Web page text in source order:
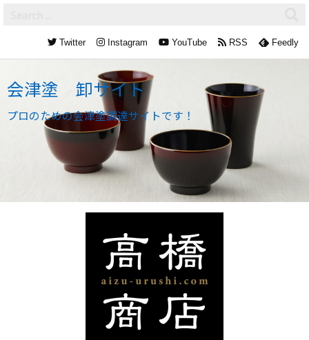
会津塗 卸サイト
プロのための会津塗調達サイトです！
Twitter Instagram YouTube RSS Feedly